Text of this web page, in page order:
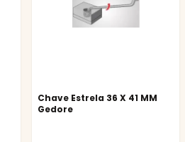
Chave Estrela 36 X 41 MM
Gedore